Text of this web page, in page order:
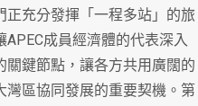
充分發揮「一程多站」的旅
成員經濟體的代表深入
鍵節點，讓各方共用廣闊的
灣區協同發展的重要契機。第